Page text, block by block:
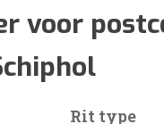
€270
tot
€621
voor
Rit type